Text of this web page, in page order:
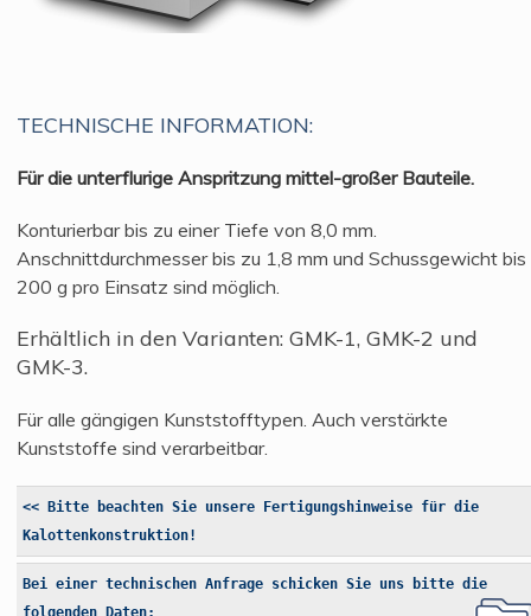
TECHNISCHE INFORMATION:
Für die unterflurige Anspritzung mittel-großer Bauteile.
Konturierbar bis zu einer Tiefe von 8,0 mm.
Anschnittdurchmesser bis zu 1,8 mm und Schussgewicht bis
200 g pro Einsatz sind möglich.
Erhältlich in den Varianten: GMK-1, GMK-2 und
GMK-3.
Für alle gängigen Kunststofftypen. Auch verstärkte
Kunststoffe sind verarbeitbar.
<< Bitte beachten Sie unsere Fertigungshinweise für die
Kalottenkonstruktion!
Bei einer technischen Anfrage schicken Sie uns bitte die
folgenden Daten: